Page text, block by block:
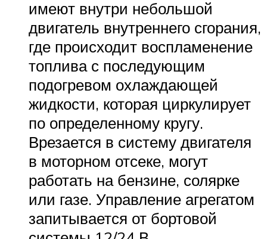
имеют внутри небольшой
двигатель внутреннего сгорания,
где происходит воспламенение
топлива с последующим
подогревом охлаждающей
жидкости, которая циркулирует
по определенному кругу.
Врезается в систему двигателя
в моторном отсеке, могут
работать на бензине, солярке
или газе. Управление агрегатом
запитывается от бортовой